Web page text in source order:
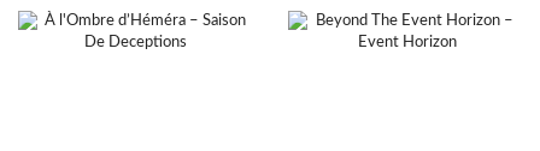
Sludge (35)
(22)